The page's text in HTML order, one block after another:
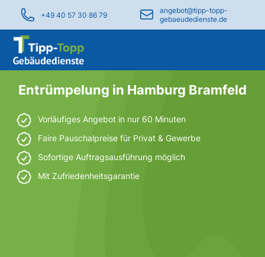
+49 40 57 30 86 79
angebot@tipp-topp-
gebaeudedienste.de
Entrümpelung in Hamburg Bramfeld
Vorläufiges Angebot in nur 60 Minuten
Faire Pauschalpreise für Privat & Gewerbe
Sofortige Auftragsausführung möglich
Mit Zufriedenheitsgarantie